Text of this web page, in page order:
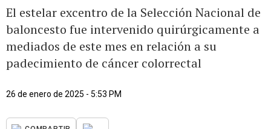
El estelar excentro de la Selección Nacional de
baloncesto fue intervenido quirúrgicamente a
mediados de este mes en relación a su
padecimiento de cáncer colorrectal
26 de enero de 2025 - 5:53 PM